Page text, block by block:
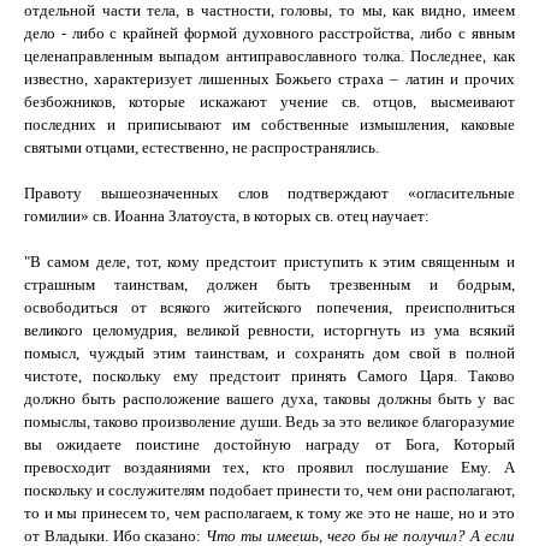
отдельной части тела, в частности, головы, то мы, как видно, имеем
дело - либо с крайней формой духовного расстройства, либо с явным
целенаправленным выпадом антиправославного толка.Последнее, как
известно, характеризует лишенных Божьего страха – латин и прочих
безбожников, которые искажают учение св. отцов, высмеивают
последних и приписывают им собственные измышления, каковые
святыми отцами, естественно, не распространялись.
Правоту вышеозначенных слов подтверждают «огласительные
гомилии» св. Иоанна Златоуста, в которых св. отец научает:
"В самом деле, тот, кому предстоит приступить к этим священным и
страшным таинствам, должен быть трезвенным и бодрым,
освободиться от всякого житейского попечения, преисполниться
великого целомудрия, великой ревности, исторгнуть из ума всякий
помысл, чуждый этим таинствам, и сохранять дом свой в полной
чистоте, поскольку ему предстоит принять Самого Царя. Таково
должно быть расположение вашего духа, таковы должны быть у вас
помыслы, таково произволение души. Ведь за это великое благоразумие
вы ожидаете поистине достойную награду от Бога, Который
превосходит воздаяниями тех, кто проявил послушание Ему. А
поскольку и сослужителям подобает принести то, чем они располагают,
то и мы принесем то, чем располагаем, к тому же это не наше, но и это
от Владыки. Ибо сказано: Что ты имеешь, чего бы не получил? А если